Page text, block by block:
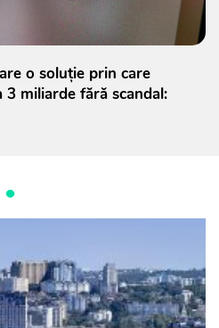
o soluție prin care
3 miliarde fără scandal: